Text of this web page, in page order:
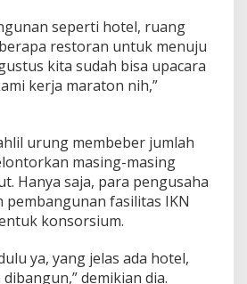
seperti hotel, ruang
restoran untuk menuju
kita sudah bisa upacara
kerja maraton nih,”
urung membeber jumlah
masing-masing
Hanya saja, para pengusaha
pembangunan fasilitas IKN
konsorsium.
ya, yang jelas ada hotel,
demikian dia.